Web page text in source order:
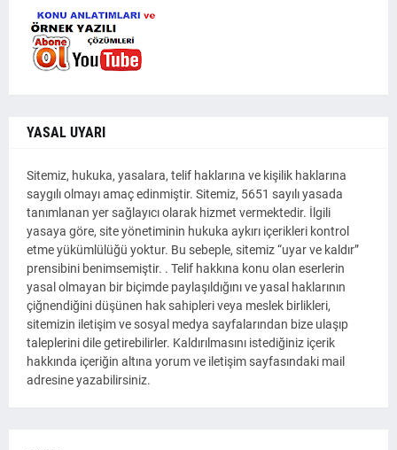
YASAL UYARI
Sitemiz, hukuka, yasalara, telif haklarına ve kişilik haklarına
saygılı olmayı amaç edinmiştir. Sitemiz, 5651 sayılı yasada
tanımlanan yer sağlayıcı olarak hizmet vermektedir. İlgili
yasaya göre, site yönetiminin hukuka aykırı içerikleri kontrol
etme yükümlülüğü yoktur. Bu sebeple, sitemiz “uyar ve kaldır”
prensibini benimsemiştir. . Telif hakkına konu olan eserlerin
yasal olmayan bir biçimde paylaşıldığını ve yasal haklarının
çiğnendiğini düşünen hak sahipleri veya meslek birlikleri,
sitemizin iletişim ve sosyal medya sayfalarından bize ulaşıp
taleplerini dile getirebilirler. Kaldırılmasını istediğiniz içerik
hakkında içeriğin altına yorum ve iletişim sayfasındaki mail
adresine yazabilirsiniz.